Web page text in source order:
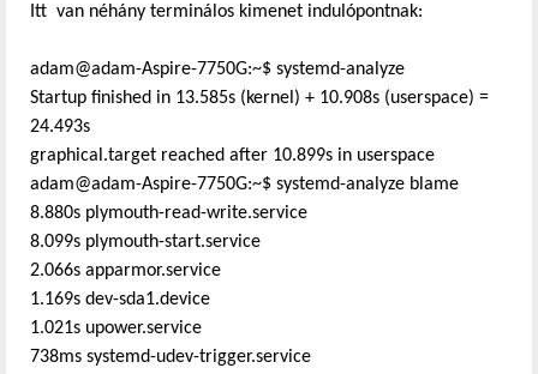
Itt van néhány terminálos kimenet indulópontnak:
adam@adam-Aspire-7750G:~$ systemd-analyze
Startup finished in 13.585s (kernel) + 10.908s (userspace) =
24.493s
graphical.target reached after 10.899s in userspace
adam@adam-Aspire-7750G:~$ systemd-analyze blame
8.880s plymouth-read-write.service
8.099s plymouth-start.service
2.066s apparmor.service
1.169s dev-sda1.device
1.021s upower.service
738ms systemd-udev-trigger.service